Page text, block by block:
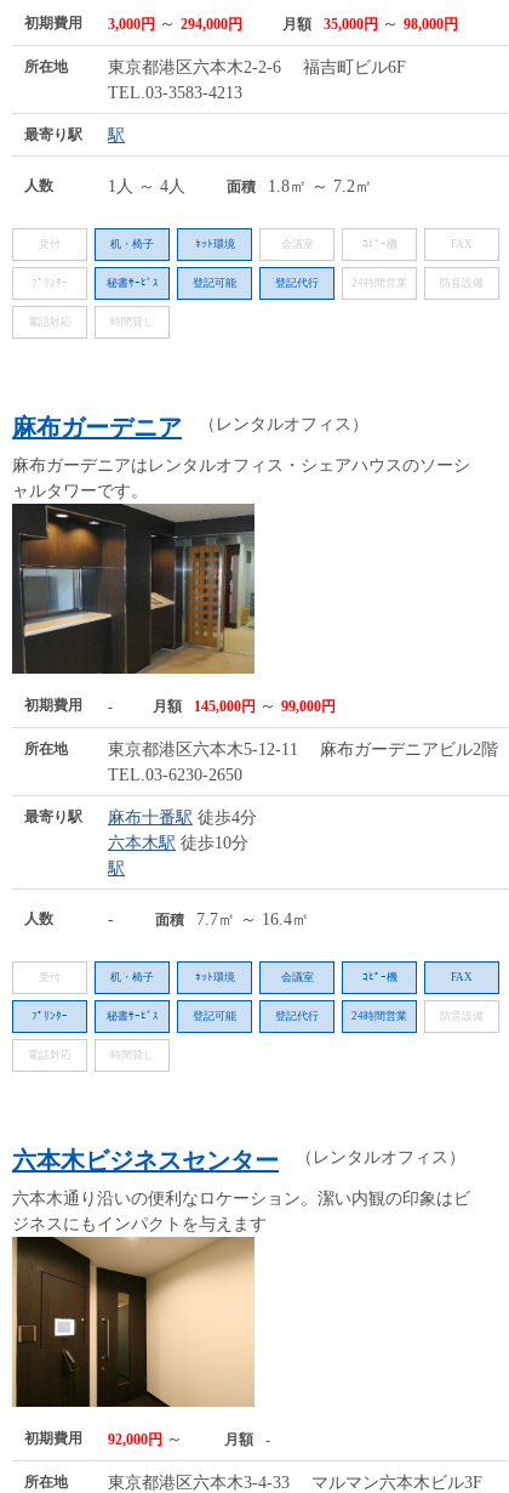
初期費用 3,000円 ～ 294,000円 月額 35,000円 ～ 98,000円
所在地
東京都港区六本木2-2-6 福吉町ビル6F
TEL.03-3583-4213
最寄り駅 駅
人数 1人 ～ 4人 面積 1.8㎡ ～ 7.2㎡
受付 机・椅子 ﾈｯﾄ環境 会議室 ｺﾋﾟｰ機 FAX
ﾌﾟﾘﾝﾀｰ 秘書ｻｰﾋﾞｽ 登記可能 登記代行 24時間営業 防音設備
電話対応 時間貸し
麻布ガーデニア （レンタルオフィス）
麻布ガーデニアはレンタルオフィス・シェアハウスのソーシ
ャルタワーです。
初期費用 - 月額 145,000円 ～ 99,000円
所在地
東京都港区六本木5-12-11 麻布ガーデニアビル2階
TEL.03-6230-2650
最寄り駅 麻布十番駅 徒歩4分
六本木駅 徒歩10分
駅
人数 - 面積 7.7㎡ ～ 16.4㎡
受付 机・椅子 ﾈｯﾄ環境 会議室 ｺﾋﾟｰ機 FAX
ﾌﾟﾘﾝﾀｰ 秘書ｻｰﾋﾞｽ 登記可能 登記代行 24時間営業 防音設備
電話対応 時間貸し
六本木ビジネスセンター （レンタルオフィス）
六本木通り沿いの便利なロケーション。潔い内観の印象はビ
ジネスにもインパクトを与えます
初期費用 92,000円 ～ 月額 -
所在地
東京都港区六本木3-4-33 マルマン六本木ビル3F